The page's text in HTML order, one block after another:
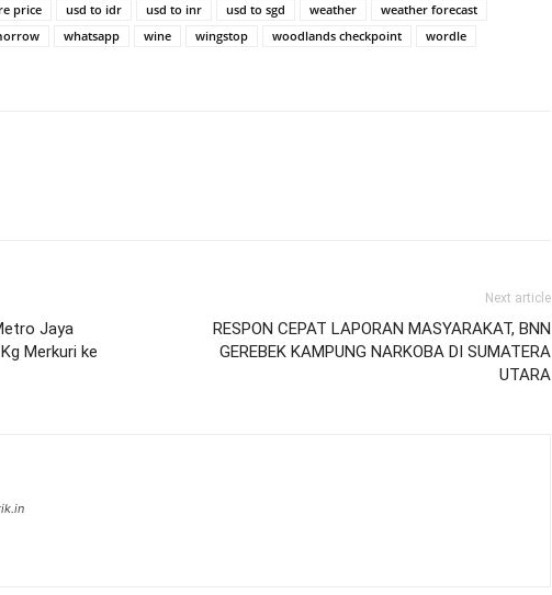
price usd to idr usd to inr usd to sgd weather
weather forecast
whatsapp wine wingstop woodlands checkpoint
wordle
Jaya
Merkuri ke
Next article
RESPON CEPAT LAPORAN MASYARAKAT, BNN
GEREBEK KAMPUNG NARKOBA DI SUMATERA
UTARA